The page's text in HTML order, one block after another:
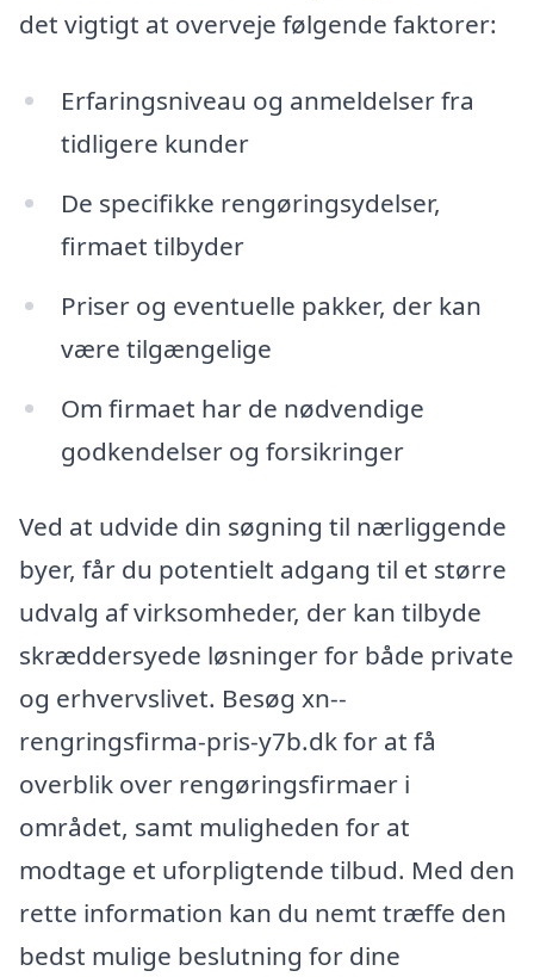
det vigtigt at overveje følgende faktorer:
Erfaringsniveau og anmeldelser fra
tidligere kunder
De specifikke rengøringsydelser,
firmaet tilbyder
Priser og eventuelle pakker, der kan
være tilgængelige
Om firmaet har de nødvendige
godkendelser og forsikringer
Ved at udvide din søgning til nærliggende
byer, får du potentielt adgang til et større
udvalg af virksomheder, der kan tilbyde
skræddersyede løsninger for både private
og erhvervslivet. Besøg xn--
rengringsfirma-pris-y7b.dk for at få
overblik over rengøringsfirmaer i
området, samt muligheden for at
modtage et uforpligtende tilbud. Med den
rette information kan du nemt træffe den
bedst mulige beslutning for dine